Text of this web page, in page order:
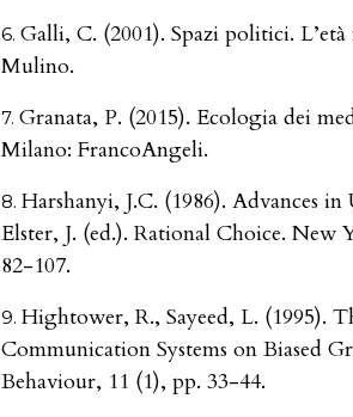
Galli, C. (2001). Spazi politici.
Mulino.
Granata, P. (2015). Ecologia dei
Milano: FrancoAngeli.
Harshanyi, J.C. (1986). Advances
Elster, J. (ed.). Rational Choice.
82-107.
Hightower, R., Sayeed, L. (1995).
Communication Systems on Biased
Behaviour, 11 (1), pp. 33-44.